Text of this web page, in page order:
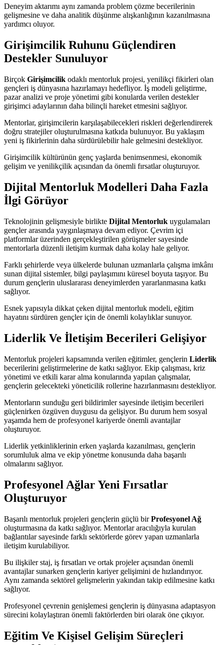
Deneyim aktarımı aynı zamanda problem çözme becerilerinin
gelişmesine ve daha analitik düşünme alışkanlığının kazanılmasına
yardımcı oluyor.
Girişimcilik Ruhunu Güçlendiren
Destekler Sunuluyor
Birçok Girişimcilik odaklı mentorluk projesi, yenilikçi fikirleri olan
gençleri iş dünyasına hazırlamayı hedefliyor. İş modeli geliştirme,
pazar analizi ve proje yönetimi gibi konularda verilen destekler
girişimci adaylarının daha bilinçli hareket etmesini sağlıyor.
Mentorlar, girişimcilerin karşılaşabilecekleri riskleri değerlendirerek
doğru stratejiler oluşturulmasına katkıda bulunuyor. Bu yaklaşım
yeni iş fikirlerinin daha sürdürülebilir hale gelmesini destekliyor.
Girişimcilik kültürünün genç yaşlarda benimsenmesi, ekonomik
gelişim ve yenilikçilik açısından da önemli fırsatlar oluşturuyor.
Dijital Mentorluk Modelleri Daha Fazla
İlgi Görüyor
Teknolojinin gelişmesiyle birlikte Dijital Mentorluk uygulamaları
gençler arasında yaygınlaşmaya devam ediyor. Çevrim içi
platformlar üzerinden gerçekleştirilen görüşmeler sayesinde
mentorlarla düzenli iletişim kurmak daha kolay hale geliyor.
Farklı şehirlerde veya ülkelerde bulunan uzmanlarla çalışma imkânı
sunan dijital sistemler, bilgi paylaşımını küresel boyuta taşıyor. Bu
durum gençlerin uluslararası deneyimlerden yararlanmasına katkı
sağlıyor.
Esnek yapısıyla dikkat çeken dijital mentorluk modeli, eğitim
hayatını sürdüren gençler için de önemli kolaylıklar sunuyor.
Liderlik Ve İletişim Becerileri Gelişiyor
Mentorluk projeleri kapsamında verilen eğitimler, gençlerin Liderlik
becerilerini geliştirmelerine de katkı sağlıyor. Ekip çalışması, kriz
yönetimi ve etkili karar alma konularında yapılan çalışmalar,
gençlerin gelecekteki yöneticilik rollerine hazırlanmasını destekliyor.
Mentorların sunduğu geri bildirimler sayesinde iletişim becerileri
güçlenirken özgüven duygusu da gelişiyor. Bu durum hem sosyal
yaşamda hem de profesyonel kariyerde önemli avantajlar
oluşturuyor.
Liderlik yetkinliklerinin erken yaşlarda kazanılması, gençlerin
sorumluluk alma ve ekip yönetme konusunda daha başarılı
olmalarını sağlıyor.
Profesyonel Ağlar Yeni Fırsatlar
Oluşturuyor
Başarılı mentorluk projeleri gençlerin güçlü birProfesyonel Ağ
oluşturmasına da katkı sağlıyor. Mentorlar aracılığıyla kurulan
bağlantılar sayesinde farklı sektörlerde görev yapan uzmanlarla
iletişim kurulabiliyor.
Bu ilişkiler staj, iş fırsatları ve ortak projeler açısından önemli
avantajlar sunarken gençlerin kariyer gelişimini de hızlandırıyor.
Aynı zamanda sektörel gelişmelerin yakından takip edilmesine katkı
sağlıyor.
Profesyonel çevrenin genişlemesi gençlerin iş dünyasına adaptasyon
sürecini kolaylaştıran önemli faktörlerden biri olarak öne çıkıyor.
Eğitim Ve Kişisel Gelişim Süreçleri